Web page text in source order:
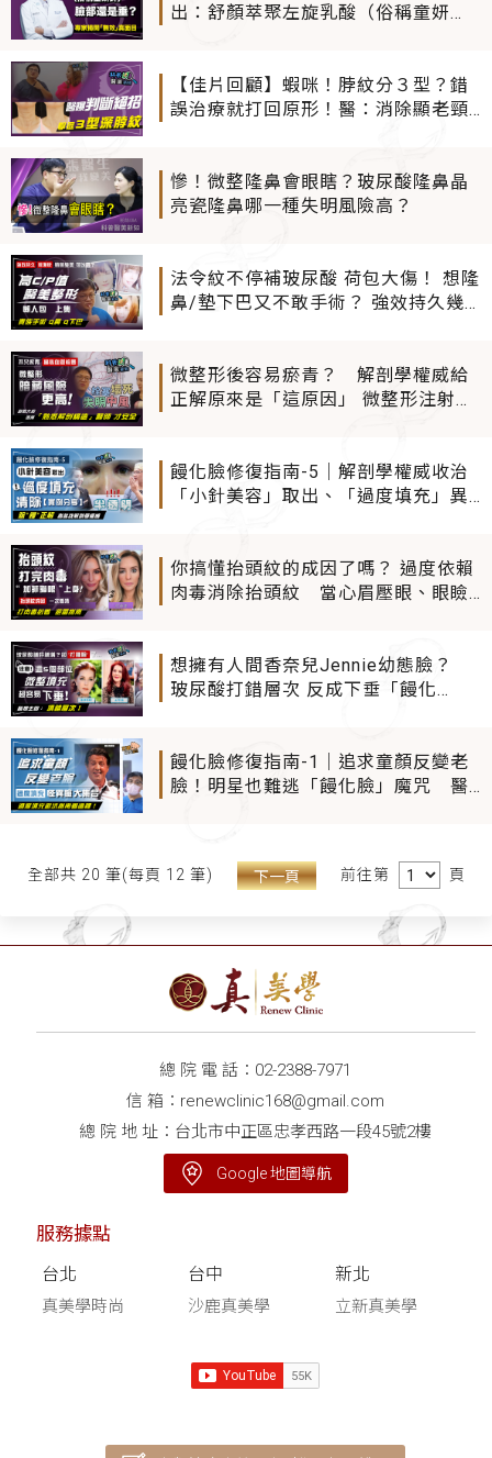
出：舒顏萃聚左旋乳酸（俗稱童妍
【佳片回顧】蝦咪！脖紋分３型？錯
誤治療就打回原形！醫：消除顯老頸
慘！微整隆鼻會眼瞎？玻尿酸隆鼻晶
亮瓷隆鼻哪一種失明風險高？
法令紋不停補玻尿酸 荷包大傷！ 想隆
鼻/墊下巴又不敢手術？ 強效持久幾
微整形後容易瘀青？ 解剖學權威給
正解原來是「這原因」 微整形注射
饅化臉修復指南-5｜解剖學權威收治
「小針美容」取出、「過度填充」異
你搞懂抬頭紋的成因了嗎？ 過度依賴
肉毒消除抬頭紋 當心眉壓眼、眼瞼
想擁有人間香奈兒Jennie幼態臉？
玻尿酸打錯層次 反成下垂「饅化
饅化臉修復指南-1｜追求童顏反變老
臉！明星也難逃「饅化臉」魔咒 醫
全部共 20 筆(每頁 12 筆) 下一頁 前往第 頁
總 院 電 話： 02-2388-7971
信 箱： renewclinic168@gmail.com
總 院 地 址：台北市中正區忠孝西路一段45號2樓
Google 地圖導航
服務據點
台北
真美學時尚
台中
沙鹿真美學
新北
立新真美學